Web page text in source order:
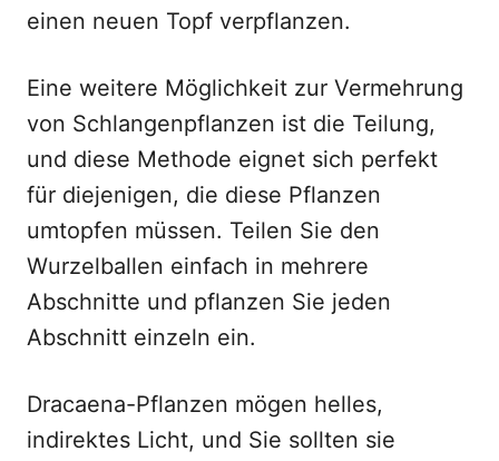
einen neuen Topf verpflanzen.
Eine weitere Möglichkeit zur Vermehrung
von Schlangenpflanzen ist die Teilung,
und diese Methode eignet sich perfekt
für diejenigen, die diese Pflanzen
umtopfen müssen. Teilen Sie den
Wurzelballen einfach in mehrere
Abschnitte und pflanzen Sie jeden
Abschnitt einzeln ein.
Dracaena-Pflanzen mögen helles,
indirektes Licht, und Sie sollten sie